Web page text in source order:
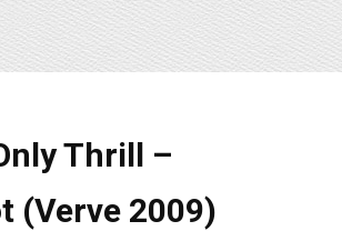
Thrill –
(Verve 2009)